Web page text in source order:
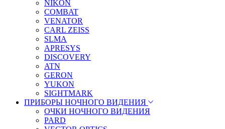
NIKON
COMBAT
VENATOR
CARL ZEISS
SLMA
APRESYS
DISCOVERY
ATN
GERON
YUKON
SIGHTMARK
ПРИБОРЫ НОЧНОГО ВИДЕНИЯ
ОЧКИ НОЧНОГО ВИДЕНИЯ
PARD